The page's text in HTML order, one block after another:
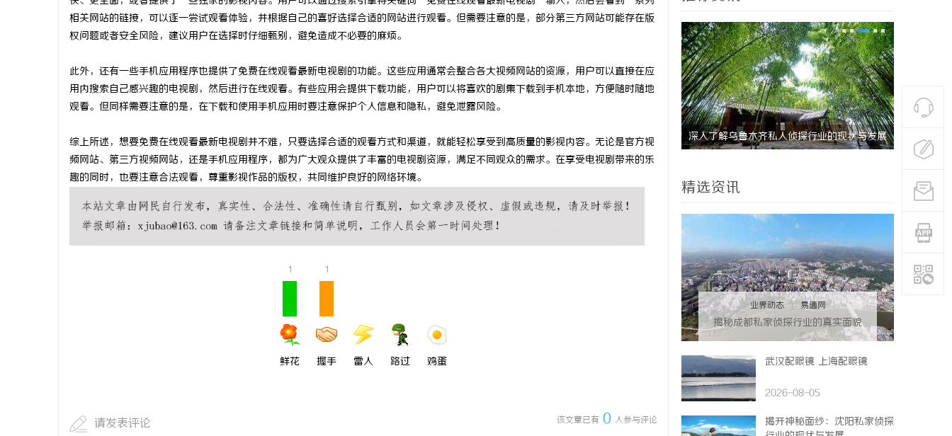
相关网站的链接，可以逐一尝试观看体验，并根据自己的喜好选择合适的网站进行观看。但需要注意的是，部分第三方网站可能存在版
权问题或者安全风险，建议用户在选择时仔细甄别，避免造成不必要的麻烦。
此外，还有一些手机应用程序也提供了免费在线观看最新电视剧的功能。这些应用通常会整合各大视频网站的资源，用户可以直接在应
用内搜索自己感兴趣的电视剧，然后进行在线观看。有些应用会提供下载功能，用户可以将喜欢的剧集下载到手机本地，方便随时随地
观看。但同样需要注意的是，在下载和使用手机应用时要注意保护个人信息和隐私，避免泄露风险。
综上所述，想要免费在线观看最新电视剧并不难，只要选择合适的观看方式和渠道，就能轻松享受到高质量的影视内容。无论是官方视
频网站、第三方视频网站，还是手机应用程序，都为广大观众提供了丰富的电视剧资源，满足不同观众的需求。在享受电视剧带来的乐
趣的同时，也要注意合法观看，尊重影视作品的版权，共同维护良好的网络环境。
1
鲜花
1
握手 雷人 路过 鸡蛋
该文章已有 0 人参与评论
请发表评论
武汉配眼镜 上海配眼镜 武汉配眼镜 上海配眼镜 深入了解乌鲁木齐私人侦探行业的现状与发展 6090新视
精选资讯
业界动态 | 易通网
揭秘成都私家侦探行业的真实面貌
与专业服务
武汉配眼镜 上海配眼镜
2026-08-05
揭开神秘面纱：沈阳私家侦探